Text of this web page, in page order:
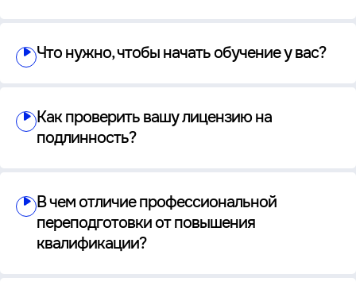
Что нужно, чтобы начать обучение у вас?
Как проверить вашу лицензию на
подлинность?
В чем отличие профессиональной
переподготовки от повышения
квалификации?